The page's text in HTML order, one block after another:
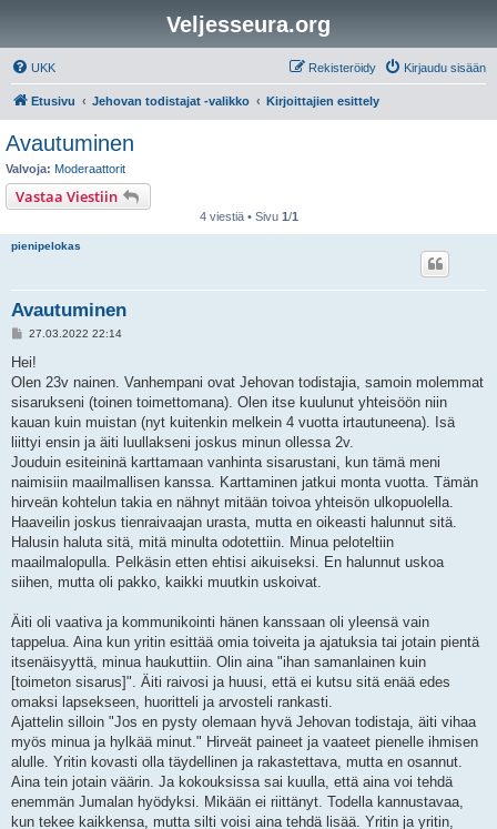
Veljesseura.org
UKK Kirjaudu sisään
Rekisteröidy
Etusivu Jehovan todistajat -valikko Kirjoittajien esittely
Avautuminen
Valvoja: Moderaattorit
Vastaa Viestiin
4 viestiä • Sivu 1/1
pienipelokas
Avautuminen
V
e
t
i
27.03.2022 22:14
Hei!
Olen 23v nainen. Vanhempani ovat Jehovan todistajia, samoin molemmat
sisarukseni (toinen toimettomana). Olen itse kuulunut yhteisöön niin
kauan kuin muistan (nyt kuitenkin melkein 4 vuotta irtautuneena). Isä
liittyi ensin ja äiti luullakseni joskus minun ollessa 2v.
Jouduin esiteininä karttamaan vanhinta sisarustani, kun tämä meni
naimisiin maailmallisen kanssa. Karttaminen jatkui monta vuotta. Tämän
hirveän kohtelun takia en nähnyt mitään toivoa yhteisön ulkopuolella.
Haaveilin joskus tienraivaajan urasta, mutta en oikeasti halunnut sitä.
Halusin haluta sitä, mitä minulta odotettiin. Minua peloteltiin
maailmalopulla. Pelkäsin etten ehtisi aikuiseksi. En halunnut uskoa
siihen, mutta oli pakko, kaikki muutkin uskoivat.
Äiti oli vaativa ja kommunikointi hänen kanssaan oli yleensä vain
tappelua. Aina kun yritin esittää omia toiveita ja ajatuksia tai jotain pientä
itsenäisyyttä, minua haukuttiin. Olin aina "ihan samanlainen kuin
[toimeton sisarus]". Äiti raivosi ja huusi, että ei kutsu sitä enää edes
omaksi lapsekseen, huoritteli ja arvosteli rankasti.
Ajattelin silloin "Jos en pysty olemaan hyvä Jehovan todistaja, äiti vihaa
myös minua ja hylkää minut." Hirveät paineet ja vaateet pienelle ihmisen
alulle. Yritin kovasti olla täydellinen ja rakastettava, mutta en osannut.
Aina tein jotain väärin. Ja kokouksissa sai kuulla, että aina voi tehdä
enemmän Jumalan hyödyksi. Mikään ei riittänyt. Todella kannustavaa,
kun tekee kaikkensa, mutta silti voisi aina tehdä lisää. Yritin ja yritin,